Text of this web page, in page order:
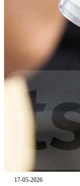
17-05-2026